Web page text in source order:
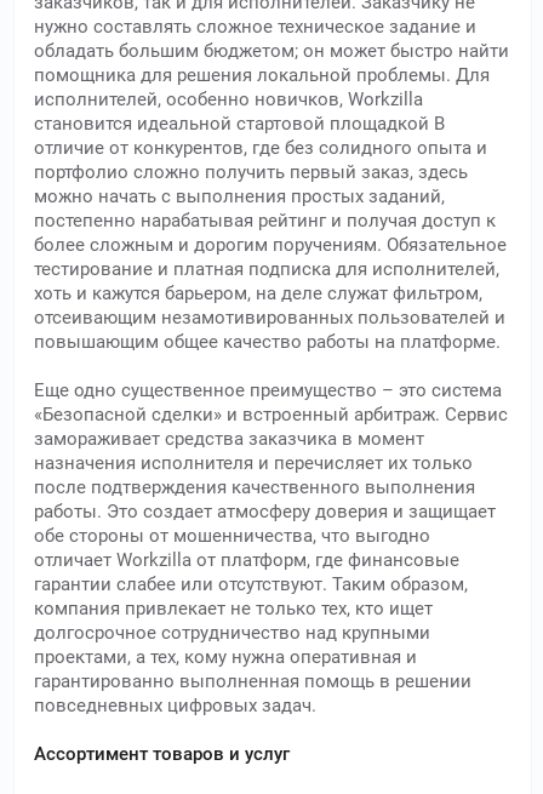
нужно составлять сложное техническое задание и
обладать большим бюджетом; он может быстро найти
помощника для решения локальной проблемы. Для
исполнителей, особенно новичков, Workzilla
становится идеальной стартовой площадкой В
отличие от конкурентов, где без солидного опыта и
портфолио сложно получить первый заказ, здесь
можно начать с выполнения простых заданий,
постепенно нарабатывая рейтинг и получая доступ к
более сложным и дорогим поручениям. Обязательное
тестирование и платная подписка для исполнителей,
хоть и кажутся барьером, на деле служат фильтром,
отсеивающим незамотивированных пользователей и
повышающим общее качество работы на платформе.
Еще одно существенное преимущество – это система
«Безопасной сделки» и встроенный арбитраж. Сервис
замораживает средства заказчика в момент
назначения исполнителя и перечисляет их только
после подтверждения качественного выполнения
работы. Это создает атмосферу доверия и защищает
обе стороны от мошенничества, что выгодно
отличает Workzilla от платформ, где финансовые
гарантии слабее или отсутствуют. Таким образом,
компания привлекает не только тех, кто ищет
долгосрочное сотрудничество над крупными
проектами, а тех, кому нужна оперативная и
гарантированно выполненная помощь в решении
повседневных цифровых задач.
Ассортимент товаров и услуг